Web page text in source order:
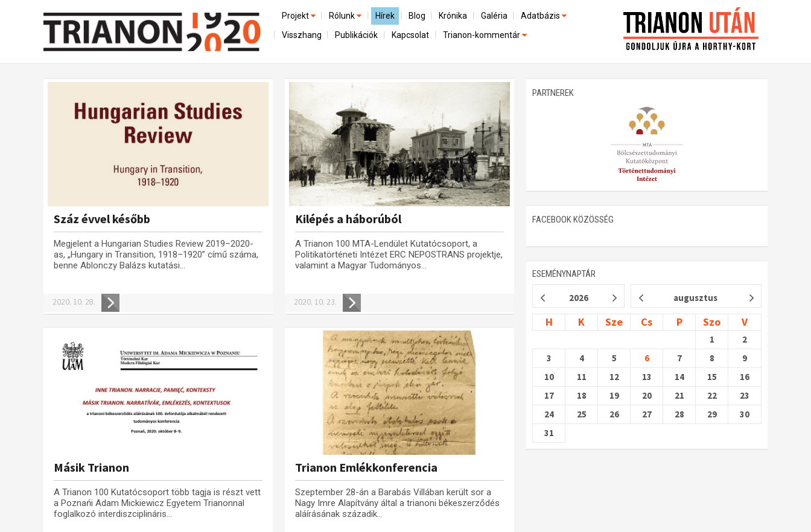
Projekt
Előzmények
Az összeomlás és a magyar társadalom
A békerendszer megszilárdulása
Utókor és emlékezet
Rólunk
A kutatócsoport működéséről
Hírek Blog Krónika Galéria Adatbázis
Emlékművek (feltöltés alatt)
Visszhang Publikációk Kapcsolat Trianon-kommentár
Száz évvel később
Megjelent a Hungarian Studies Review 2019–2020-
as, „Hungary in Transition, 1918–1920” című száma,
benne Ablonczy Balázs kutatási...
2020. 10. 28.
Kilépés a háborúból
A Trianon 100 MTA-Lendület Kutatócsoport, a
Politikatörténeti Intézet ERC NEPOSTRANS projektje,
valamint a Magyar Tudományos...
2020. 10. 23.
Másik Trianon
A Trianon 100 Kutatócsoport több tagja is részt vett
a Poznańi Adam Mickiewicz Egyetem Trianonnal
foglalkozó interdiszciplináris...
Trianon Emlékkonferencia
Szeptember 28-án a Barabás Villában került sor a
Nagy Imre Alapítvány által a trianoni békeszerződés
aláírásának századik...
PARTNEREK
FACEBOOK KÖZÖSSÉG
ESEMÉNYNAPTÁR
2026 augusztus
H K Sze Cs P Szo V
1
2
3
4 5 6 7 8
9
10
11 12 13 14 15
16
17
18 19 20 21 22
23
24
25 26 27 28 29
30
31